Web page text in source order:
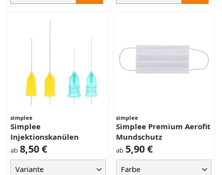
simplee
Simplee
Injektionskanülen
ab 8,50 €
simplee
Simplee Premium Aerofit
Mundschutz
ab 5,90 €